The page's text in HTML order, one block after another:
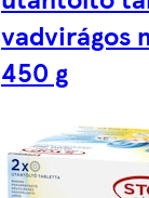
vadvirágos
450 g